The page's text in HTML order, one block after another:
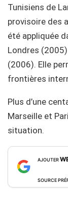
Tunisiens de
provisoire des
été appliquée
Londres
(2006). Elle
frontières
Plus d’une
Marseille et
situation.
AJOUTER
SOURCE